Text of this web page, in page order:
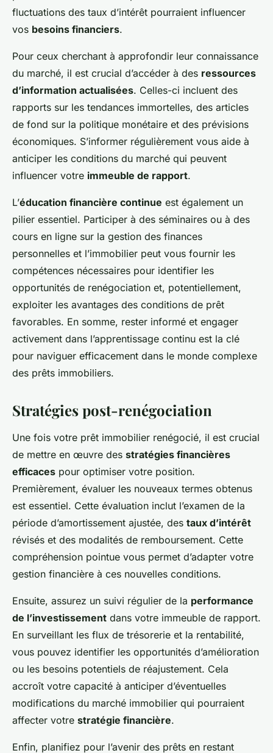
fluctuations des taux d’intérêt pourraient influencer
vos besoins financiers.
Pour ceux cherchant à approfondir leur connaissance
du marché, il est crucial d’accéder à des ressources
d’information actualisées. Celles-ci incluent des
rapports sur les tendances immortelles, des articles
de fond sur la politique monétaire et des prévisions
économiques. S’informer régulièrement vous aide à
anticiper les conditions du marché qui peuvent
influencer votre immeuble de rapport.
L’éducation financière continue est également un
pilier essentiel. Participer à des séminaires ou à des
cours en ligne sur la gestion des finances
personnelles et l’immobilier peut vous fournir les
compétences nécessaires pour identifier les
opportunités de renégociation et, potentiellement,
exploiter les avantages des conditions de prêt
favorables. En somme, rester informé et engager
activement dans l’apprentissage continu est la clé
pour naviguer efficacement dans le monde complexe
des prêts immobiliers.
Stratégies post-renégociation
Une fois votre prêt immobilier renégocié, il est crucial
de mettre en œuvre des stratégies financières
efficaces pour optimiser votre position.
Premièrement, évaluer les nouveaux termes obtenus
est essentiel. Cette évaluation inclut l’examen de la
période d’amortissement ajustée, des taux d’intérêt
révisés et des modalités de remboursement. Cette
compréhension pointue vous permet d’adapter votre
gestion financière à ces nouvelles conditions.
Ensuite, assurez un suivi régulier de la performance
de l’investissement dans votre immeuble de rapport.
En surveillant les flux de trésorerie et la rentabilité,
vous pouvez identifier les opportunités d’amélioration
ou les besoins potentiels de réajustement. Cela
accroît votre capacité à anticiper d’éventuelles
modifications du marché immobilier qui pourraient
affecter votre stratégie financière.
Enfin, planifiez pour l’avenir des prêts en restant